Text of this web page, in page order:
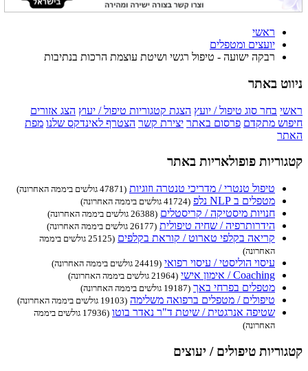
ראשי
יועצים ומטפלים
רבקה ישועה - טיפול רגשי ושיטת עוצמת הרכות בנתיבות
ניווט באתר
ראשי בחר סוג טיפול / יועץ הצגת קטגוריות טיפול / יעוץ הצג אזורים
חיפוש מתקדם פרסום באתר יצירת קשר הצטרף לאינדקס שלנו מפת
האתר
קטגוריות פופולאריות באתר
טיפול טנטרי / מדריכי טנטרה וזוגיות (47871 גולשים ביממה האחרונה)
מטפלים ב NLP נלפ (41724 גולשים ביממה האחרונה)
חנויות מיסטיקה / קריסטלים (26388 גולשים ביממה האחרונה)
הידרותרפיה / שחיה טיפולית (26177 גולשים ביממה האחרונה)
קריאה בקלפי טארוט / קוראת בקלפים
(25125 גולשים ביממה
האחרונה)
עיסוי הוליסטי / עיסוי רפואי (24419 גולשים ביממה האחרונה)
Coaching / אימון אישי (21964 גולשים ביממה האחרונה)
מטפלים בפרחי באך (19187 גולשים ביממה האחרונה)
טיפולים / מטפלים ברפואה משלימה (19103 גולשים ביממה האחרונה)
שטיפה אנרגטית / שיטת ד"ר נאדר בוטו
(17936 גולשים ביממה
האחרונה)
קטגוריות טיפולים / יעוצים